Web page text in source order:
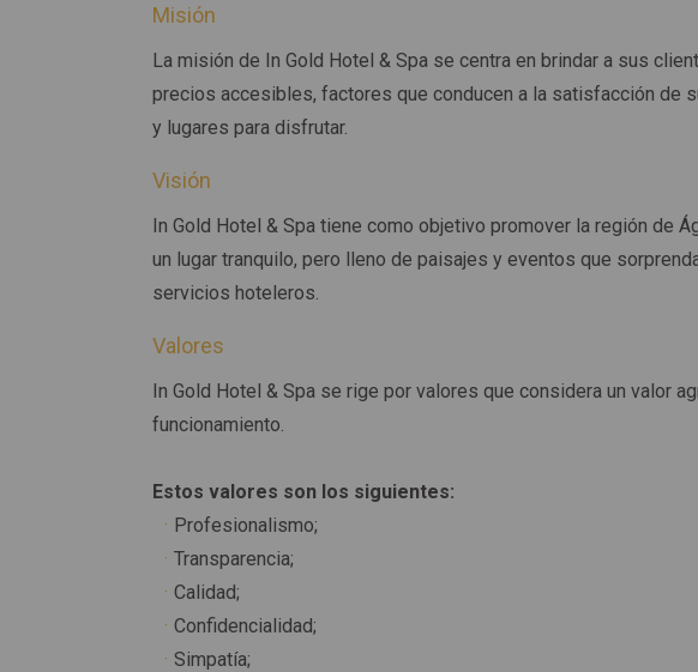
Misión
La misión de In Gold Hotel & Spa se centra en brindar a sus
precios accesibles, factores que conducen a la satisfacción de
y lugares para disfrutar.
Visión
In Gold Hotel & Spa tiene como objetivo promover la región de
un lugar tranquilo, pero lleno de paisajes y eventos que
servicios hoteleros.
Valores
In Gold Hotel & Spa se rige por valores que considera un valor
funcionamiento.
Estos valores son los siguientes:
Profesionalismo;
Transparencia;
Calidad;
Confidencialidad;
Simpatía;